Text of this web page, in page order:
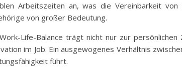
Arbeitszeiten an, was die Vereinbarkeit
von großer Bedeutung.
Life-Balance trägt nicht nur zur
im Job. Ein ausgewogenes Verhältnis
führt.